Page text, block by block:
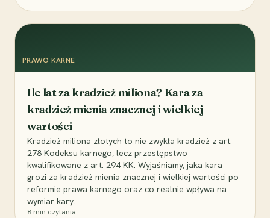
PRAWO KARNE
Ile lat za kradzież miliona? Kara za
kradzież mienia znacznej i wielkiej
wartości
Kradzież miliona złotych to nie zwykła kradzież z art.
278 Kodeksu karnego, lecz przestępstwo
kwalifikowane z art. 294 KK. Wyjaśniamy, jaka kara
grozi za kradzież mienia znacznej i wielkiej wartości po
reformie prawa karnego oraz co realnie wpływa na
wymiar kary.
8 min czytania